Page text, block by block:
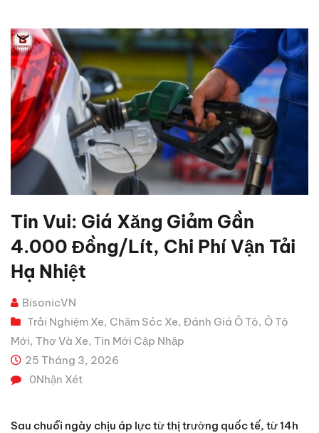
Tin Vui: Giá Xăng Giảm Gần
4.000 Đồng/lít, Chi Phí Vận Tải
Hạ Nhiệt
BisonicVN
Trải Nghiệm Xe, Chăm Sóc Xe, Đánh Giá Ô Tô, Ô Tô
Mới, Thợ Và Xe, Tin Mới Cập Nhập
25 Tháng 3, 2026
0Nhận Xét
Sau chuỗi ngày chịu áp lực từ thị trường quốc tế, từ 14h